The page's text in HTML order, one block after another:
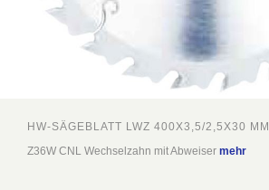
HW-SÄGEBLATT LWZ 400X3,5/2,5X30 MM
Z36W CNL Wechselzahn mit Abweiser mehr